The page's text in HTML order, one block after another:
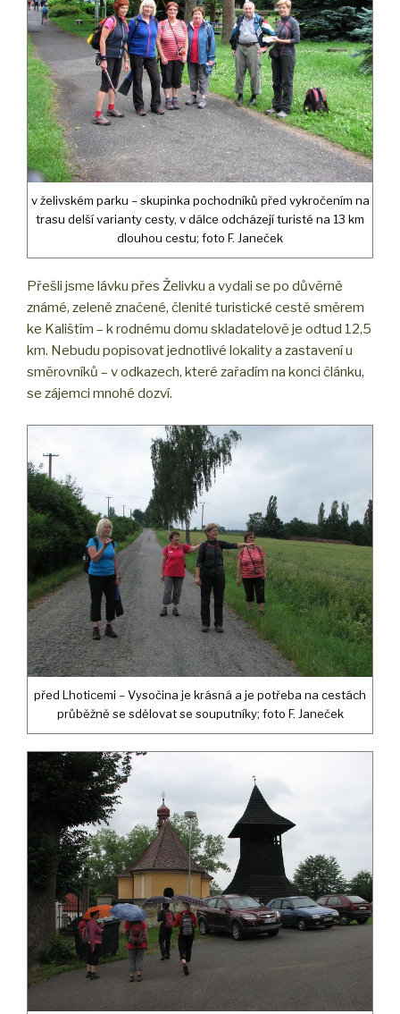
v želivském parku – skupinka pochodníků před vykročením na
trasu delší varianty cesty, v dálce odcházejí turisté na 13 km
dlouhou cestu; foto F. Janeček
Přešli jsme lávku přes Želivku a vydali se po důvěrně
známé, zeleně značené, členité turistické cestě směrem
ke Kalištím – k rodnému domu skladatelově je odtud 12,5
km. Nebudu popisovat jednotlivé lokality a zastavení u
směrovníků – v odkazech, které zařadím na konci článku,
se zájemci mnohé dozví.
před Lhoticemi – Vysočina je krásná a je potřeba na cestách
průběžně se sdělovat se souputníky; foto F. Janeček